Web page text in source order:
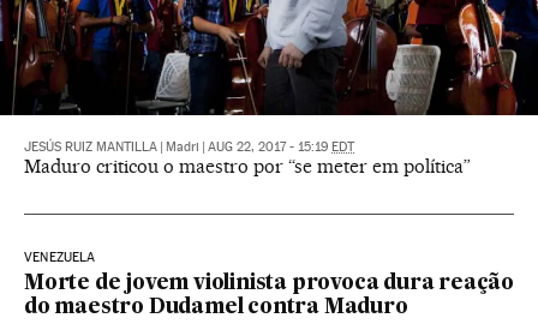
JESÚS RUIZ MANTILLA Madri AUG 22, 2017 - 15:19 EDT
Maduro criticou o maestro por “se meter em política”
VENEZUELA
Morte de jovem violinista provoca dura reação
do maestro Dudamel contra Maduro